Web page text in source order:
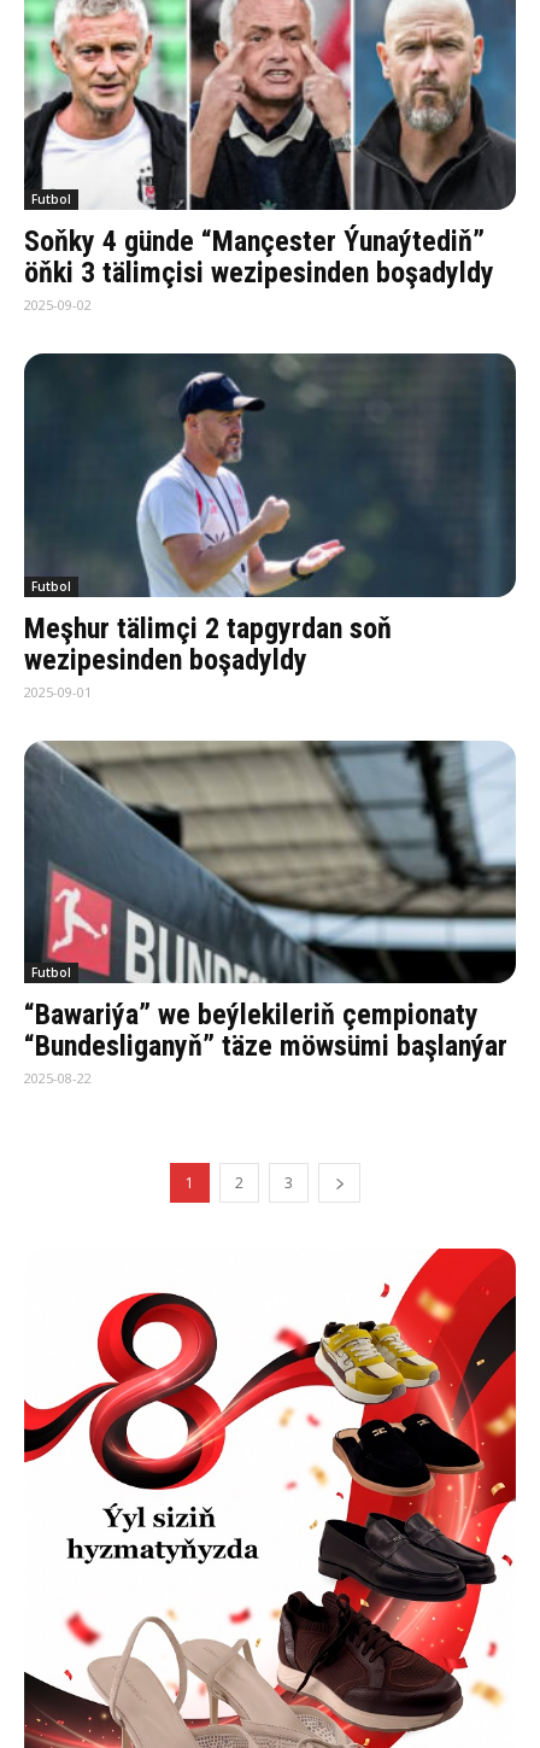
Futbol
Soňky 4 günde “Mançester Ýunaýtediň”
öňki 3 tälimçisi wezipesinden boşadyldy
2025-09-02
Futbol
Meşhur tälimçi 2 tapgyrdan soň
wezipesinden boşadyldy
2025-09-01
Futbol
“Bawariýa” we beýlekileriň çempionaty
“Bundesliganyň” täze möwsümi başlanýar
2025-08-22
1 2 3